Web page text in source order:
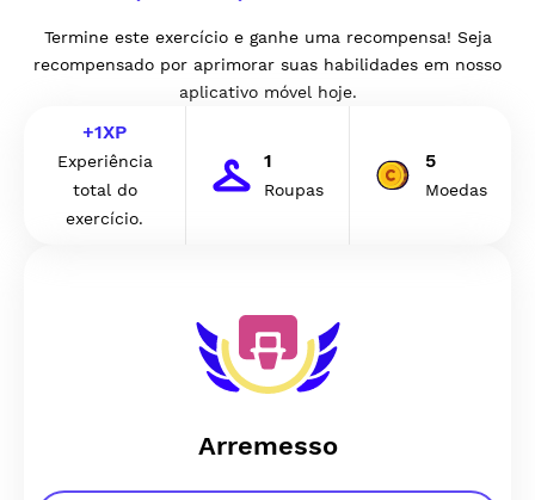
Termine este exercício e ganhe uma recompensa! Seja
recompensado por aprimorar suas habilidades em nosso
aplicativo móvel hoje.
+1XP
Experiência
total do
exercício.
1
Roupas
5
Moedas
Arremesso